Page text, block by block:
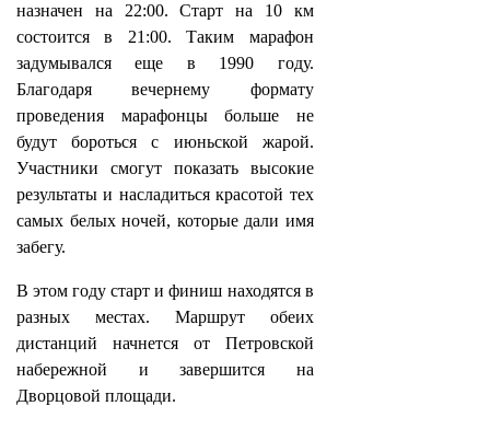
назначен на 22:00. Старт на 10 км
состоится в 21:00. Таким марафон
задумывался еще в 1990 году.
Благодаря вечернему формату
проведения марафонцы больше не
будут бороться с июньской жарой.
Участники смогут показать высокие
результаты и насладиться красотой тех
самых белых ночей, которые дали имя
забегу.
В этом году старт и финиш находятся в
разных местах. Маршрут обеих
дистанций начнется от Петровской
набережной и завершится на
Дворцовой площади.